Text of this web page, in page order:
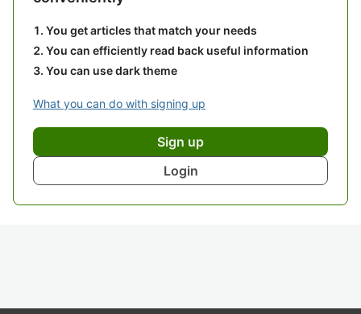
You get articles that match your needs
You can efficiently read back useful information
You can use dark theme
What you can do with signing up
Sign up
Login